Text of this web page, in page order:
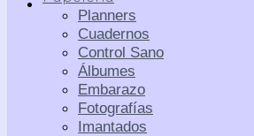
Planners
Cuadernos
Control Sano
Álbumes
Embarazo
Fotografías
Imantados